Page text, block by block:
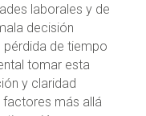
laborales y de
decisión
pérdida de tiempo
tomar esta
y claridad
factores más allá